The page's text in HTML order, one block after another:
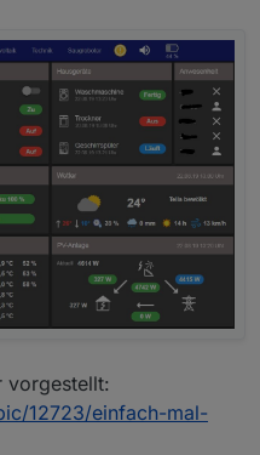
vorgestellt:
12723/einfach-mal-